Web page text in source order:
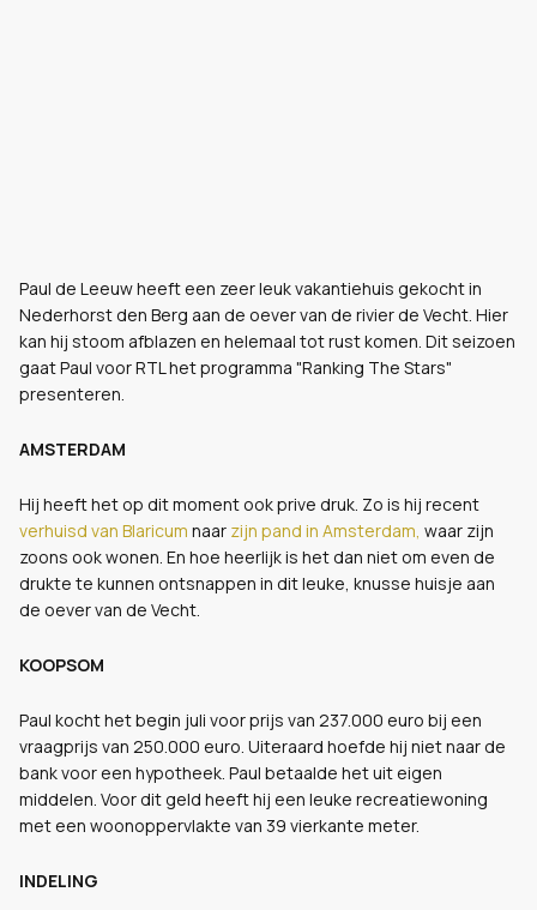
Paul de Leeuw heeft een zeer leuk vakantiehuis gekocht in
Nederhorst den Berg aan de oever van de rivier de Vecht. Hier
kan hij stoom afblazen en helemaal tot rust komen. Dit seizoen
gaat Paul voor RTL het programma "Ranking The Stars"
presenteren.
AMSTERDAM
Hij heeft het op dit moment ook prive druk. Zo is hij recent
verhuisd van Blaricum naar zijn pand in Amsterdam, waar zijn
zoons ook wonen. En hoe heerlijk is het dan niet om even de
drukte te kunnen ontsnappen in dit leuke, knusse huisje aan
de oever van de Vecht.
KOOPSOM
Paul kocht het begin juli voor prijs van 237.000 euro bij een
vraagprijs van 250.000 euro. Uiteraard hoefde hij niet naar de
bank voor een hypotheek. Paul betaalde het uit eigen
middelen. Voor dit geld heeft hij een leuke recreatiewoning
met een woonoppervlakte van 39 vierkante meter.
INDELING